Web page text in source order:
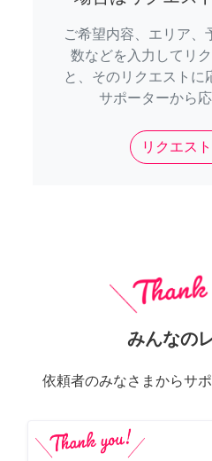
ご希望内容、エリア、
数などを入力してリ
と、そのリクエストに
サポーターから
リクエス
みんなの
依頼者のみなさまからサ